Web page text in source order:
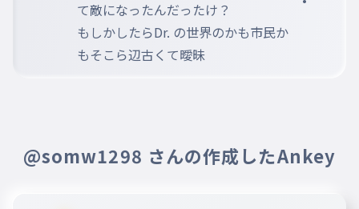
て敵になったんだったけ？
もしかしたらDr. の世界のかも市民か
もそこら辺古くて曖昧
@somw1298 さんの作成したAnkey